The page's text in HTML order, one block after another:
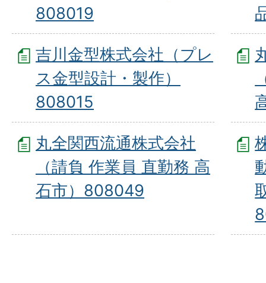
808019
吉川金型株式会社（プレ
ス金型設計・製作）
808015
丸全関西流通株式会社
（請負 作業員 直勤務 高
石市）808049